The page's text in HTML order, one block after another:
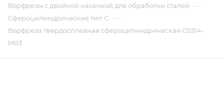
Борфрезы с двойной насечкой для обработки сталей —
Сфероцилиндрические тип C —
Борфреза твердосплавная сфероцилиндрическая C0314-
M03